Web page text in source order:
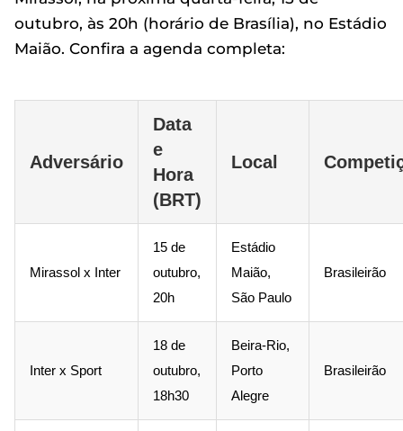
outubro, às 20h (horário de Brasília), no Estádio
Maião. Confira a agenda completa:
Adversário
Data
e
Hora
(BRT)
Local
Mirassol x Inter
15 de
outubro,
20h
Estádio
Maião,
São Paulo
Brasileirão
Inter x Sport
18 de
outubro,
18h30
Beira-Rio,
Porto
Alegre
Brasileirão